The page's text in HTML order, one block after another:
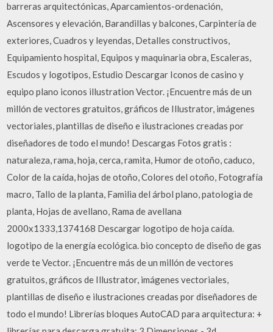
barreras arquitectónicas, Aparcamientos-ordenación,
Ascensores y elevación, Barandillas y balcones, Carpintería de
exteriores, Cuadros y leyendas, Detalles constructivos,
Equipamiento hospital, Equipos y maquinaria obra, Escaleras,
Escudos y logotipos, Estudio Descargar Iconos de casino y
equipo plano iconos illustration Vector. ¡Encuentre más de un
millón de vectores gratuitos, gráficos de Illustrator, imágenes
vectoriales, plantillas de diseño e ilustraciones creadas por
diseñadores de todo el mundo! Descargas Fotos gratis :
naturaleza, rama, hoja, cerca, ramita, Humor de otoño, caduco,
Color de la caída, hojas de otoño, Colores del otoño, Fotografía
macro, Tallo de la planta, Familia del árbol plano, patologia de
planta, Hojas de avellano, Rama de avellana
2000x1333,1374168 Descargar logotipo de hoja caída.
logotipo de la energía ecológica. bio concepto de diseño de gas
verde te Vector. ¡Encuentre más de un millón de vectores
gratuitos, gráficos de Illustrator, imágenes vectoriales,
plantillas de diseño e ilustraciones creadas por diseñadores de
todo el mundo! Librerías bloques AutoCAD para arquitectura: +